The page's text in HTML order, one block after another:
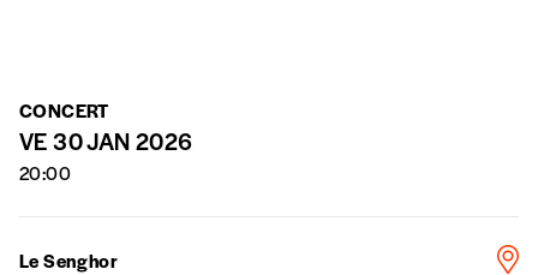
NB: Vous pouvez choisir de participer
financièrement à tout moment, même après
CONCERT
VE 30 JAN 2026
20:00
Le Senghor